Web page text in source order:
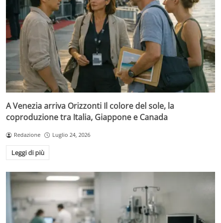
A Venezia arriva Orizzonti Il colore del sole, la
coproduzione tra Italia, Giappone e Canada
Redazione Luglio 24, 2026
Leggi di più